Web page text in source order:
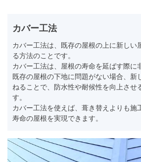
カバー工法
カバー工法は、既存の屋根の上に新しい
る方法のことです。
カバー工法は、屋根の寿命を延ばす際に
既存の屋根の下地に問題がない場合、新
ねることで、防水性や耐候性を向上させ
す。
カバー工法を使えば、葺き替えよりも施
寿命の屋根を実現できます。